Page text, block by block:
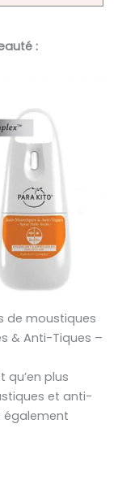
:
de moustiques
& Anti-Tiques –
qu’en plus
et anti-
également